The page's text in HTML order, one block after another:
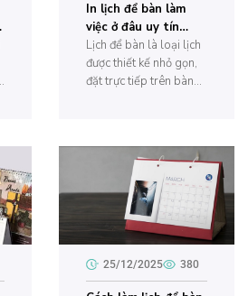
In lịch để bàn làm
việc ở đâu uy tín
chất lượng?
Lịch để bàn là loại lịch
được thiết kế nhỏ gọn,
đặt trực tiếp trên bàn
tháng và hỗ trợ quản lý
công việc một cách
hiệu quả. Sản phẩm
thường được in trên
chất liệu giấy dày, chất
lượng cao, khổ...
25/12/2025 380